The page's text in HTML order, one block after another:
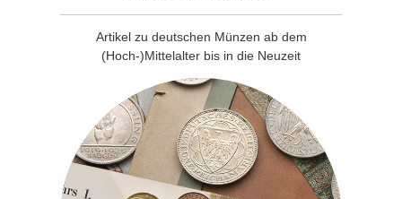
Artikel zu deutschen Münzen ab dem
(Hoch-)Mittelalter bis in die Neuzeit